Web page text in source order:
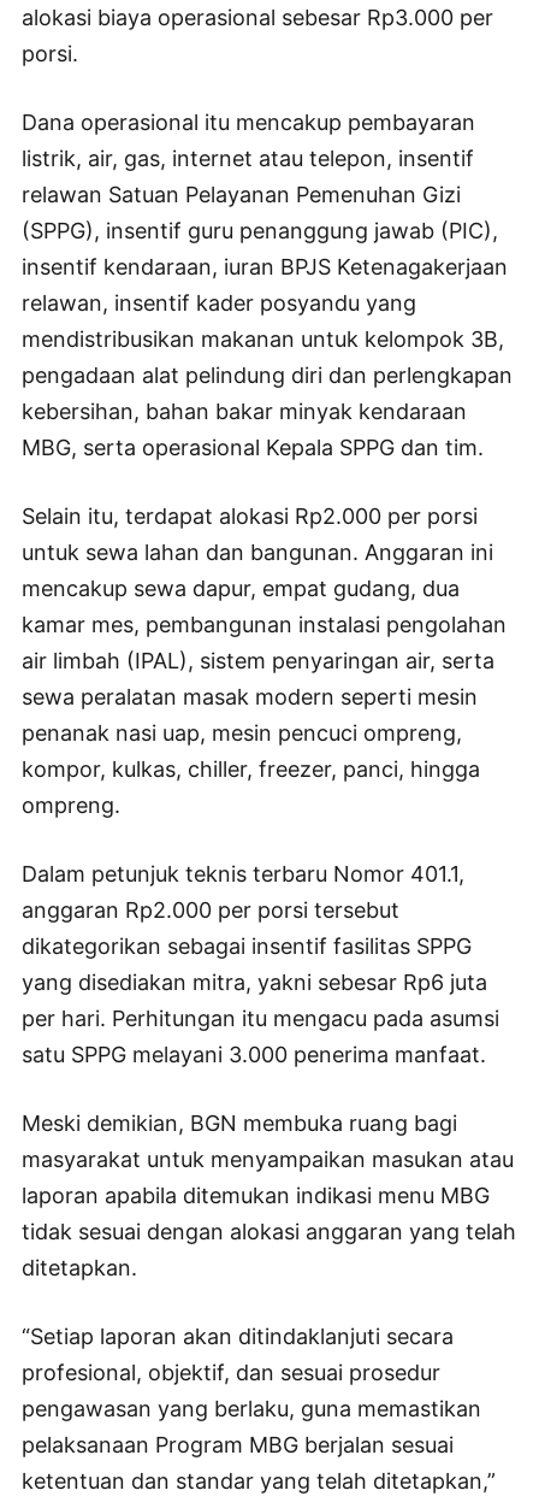
alokasi biaya operasional sebesar Rp3.000 per
porsi.
Dana operasional itu mencakup pembayaran
listrik, air, gas, internet atau telepon, insentif
relawan Satuan Pelayanan Pemenuhan Gizi
(SPPG), insentif guru penanggung jawab (PIC),
insentif kendaraan, iuran BPJS Ketenagakerjaan
relawan, insentif kader posyandu yang
mendistribusikan makanan untuk kelompok 3B,
pengadaan alat pelindung diri dan perlengkapan
kebersihan, bahan bakar minyak kendaraan
MBG, serta operasional Kepala SPPG dan tim.
Selain itu, terdapat alokasi Rp2.000 per porsi
untuk sewa lahan dan bangunan. Anggaran ini
mencakup sewa dapur, empat gudang, dua
kamar mes, pembangunan instalasi pengolahan
air limbah (IPAL), sistem penyaringan air, serta
sewa peralatan masak modern seperti mesin
penanak nasi uap, mesin pencuci ompreng,
kompor, kulkas, chiller, freezer, panci, hingga
ompreng.
Dalam petunjuk teknis terbaru Nomor 401.1,
anggaran Rp2.000 per porsi tersebut
dikategorikan sebagai insentif fasilitas SPPG
yang disediakan mitra, yakni sebesar Rp6 juta
per hari. Perhitungan itu mengacu pada asumsi
satu SPPG melayani 3.000 penerima manfaat.
Meski demikian, BGN membuka ruang bagi
masyarakat untuk menyampaikan masukan atau
laporan apabila ditemukan indikasi menu MBG
tidak sesuai dengan alokasi anggaran yang telah
ditetapkan.
“Setiap laporan akan ditindaklanjuti secara
profesional, objektif, dan sesuai prosedur
pengawasan yang berlaku, guna memastikan
pelaksanaan Program MBG berjalan sesuai
ketentuan dan standar yang telah ditetapkan,”